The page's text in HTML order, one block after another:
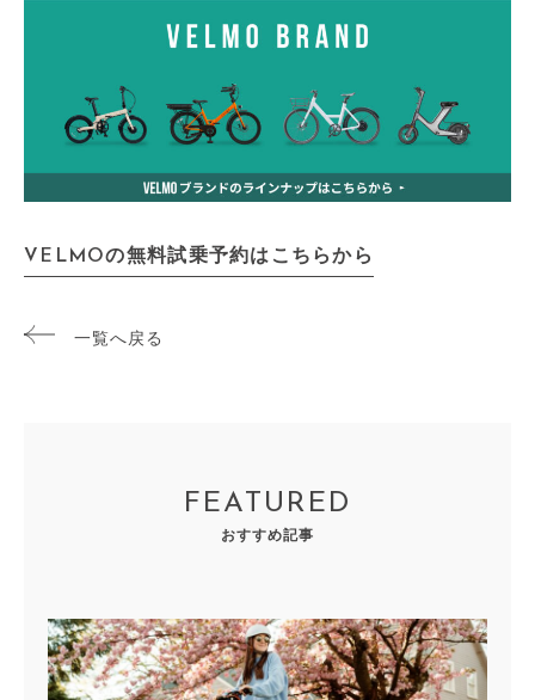
VELMOの無料試乗予約はこちらから
一覧へ戻る
FEATURED
おすすめ記事